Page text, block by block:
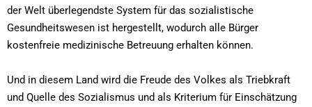
der Welt überlegendste System für das sozialistische
Gesundheitswesen ist hergestellt, wodurch alle Bürger
kostenfreie medizinische Betreuung erhalten können.
Und in diesem Land wird die Freude des Volkes als Triebkraft
und Quelle des Sozialismus und als Kriterium für Einschätzung